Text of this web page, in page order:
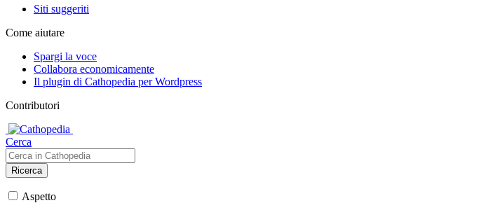
Siti suggeriti
Come aiutare
Spargi la voce
Collabora economicamente
Il plugin di Cathopedia per Wordpress
Contributori
Cerca
Ricerca
Aspetto